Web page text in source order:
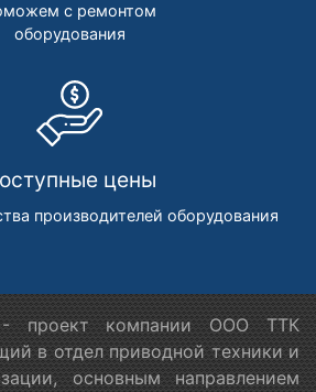
с ремонтом
оборудования
цены
производителей оборудования
- проект компании ООО ТТК
в отдел приводной техники и
основным направлением